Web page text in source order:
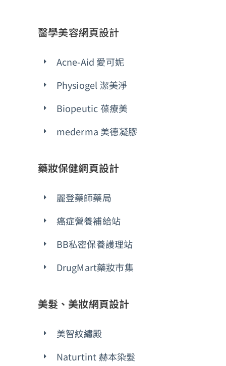
醫學美容網頁設計
Acne-Aid 愛可妮
Physiogel 潔美淨
Biopeutic 葆療美
mederma 美德凝膠
藥妝保健網頁設計
麗登藥師藥局
癌症營養補給站
BB私密保養護理站
DrugMart藥妝市集
美髮、美妝網頁設計
美智紋繡殿
Naturtint 赫本染髮